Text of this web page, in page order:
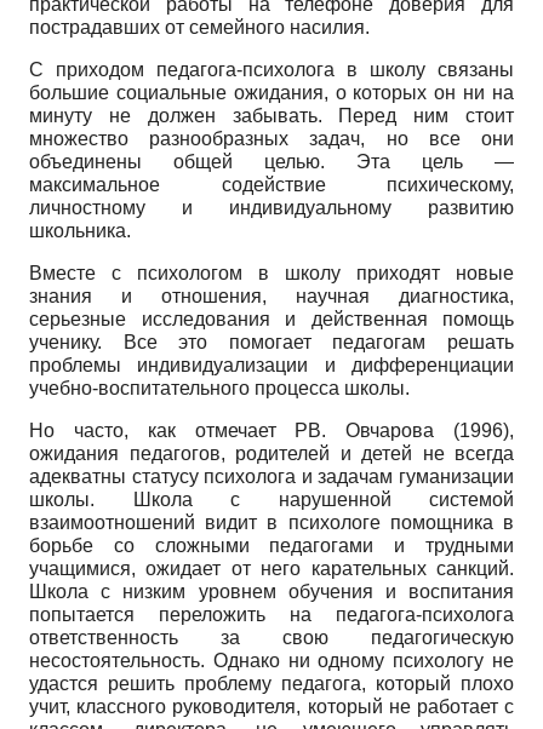
практической работы на телефоне доверия для
пострадавших от семейного насилия.
С приходом педагога-психолога в школу связаны
большие социальные ожидания, о которых он ни на
минуту не должен забывать. Перед ним стоит
множество разнообразных задач, но все они
объединены общей целью. Эта цель —
максимальное содействие психическому,
личностному и индивидуальному развитию
школьника.
Вместе с психологом в школу приходят новые
знания и отношения, научная диагностика,
серьезные исследования и действенная помощь
ученику. Все это помогает педагогам решать
проблемы индивидуализации и дифференциации
учебно-воспитательного процесса школы.
Но часто, как отмечает РВ. Овчарова (1996),
ожидания педагогов, родителей и детей не всегда
адекватны статусу психолога и задачам гуманизации
школы. Школа с нарушенной системой
взаимоотношений видит в психологе помощника в
борьбе со сложными педагогами и трудными
учащимися, ожидает от него карательных санкций.
Школа с низким уровнем обучения и воспитания
попытается переложить на педагога-психолога
ответственность за свою педагогическую
несостоятельность. Однако ни одному психологу не
удастся решить проблему педагога, который плохо
учит, классного руководителя, который не работает с